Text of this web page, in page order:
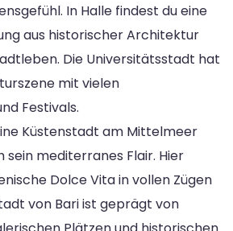
In Halle findest du eine
aus historischer Architektur
Die Universitätsstadt hat
mit vielen
Festivals.
Küstenstadt am Mittelmeer
mediterranes Flair. Hier
Dolce Vita in vollen Zügen
von Bari ist geprägt von